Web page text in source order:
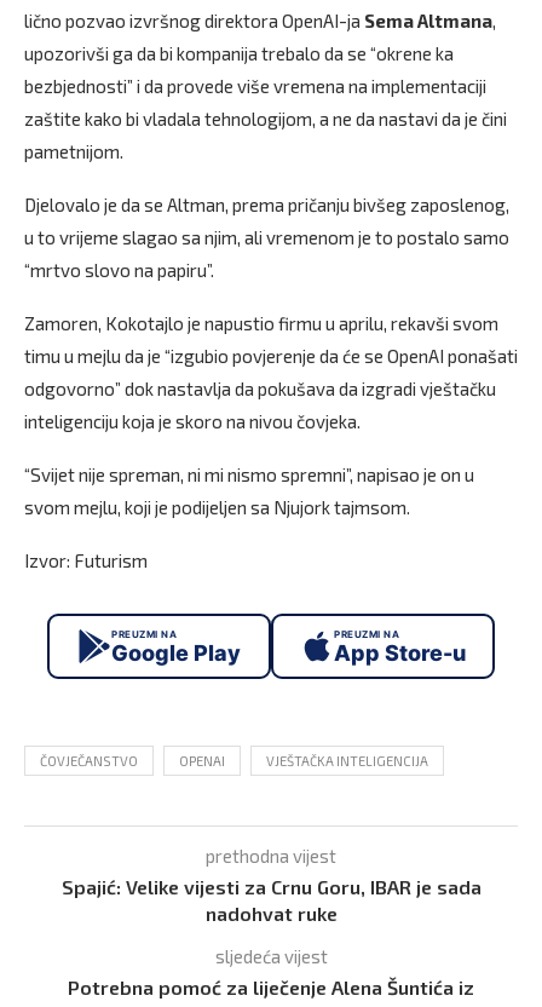
lično pozvao izvršnog direktora OpenAI-ja SemaAltmana,
upozorivši ga da bi kompanija trebalo da se “okrene ka
bezbjednosti” i da provede više vremena na implementaciji
zaštite kako bi vladala tehnologijom, a ne da nastavi da je čini
pametnijom.
Djelovalo je da se Altman, prema pričanju bivšeg zaposlenog,
u to vrijeme slagao sa njim, ali vremenom je to postalo samo
“mrtvo slovo na papiru”.
Zamoren, Kokotajlo je napustio firmu u aprilu, rekavši svom
timu u mejlu da je “izgubio povjerenje da će se OpenAI ponašati
odgovorno” dok nastavlja da pokušava da izgradi vještačku
inteligenciju koja je skoro na nivou čovjeka.
“Svijet nije spreman, ni mi nismo spremni”, napisao je on u
svom mejlu, koji je podijeljen sa Njujork tajmsom.
Izvor: Futurism
PREUZMI NA
Google Play
PREUZMI NA
App Store-u
ČOVJEČANSTVO OPENAI VJEŠTAČKA INTELIGENCIJA
prethodna vijest
Spajić: Velike vijesti za Crnu Goru, IBAR je sada
nadohvat ruke
sljedeća vijest
Potrebna pomoć za liječenje Alena Šuntića iz